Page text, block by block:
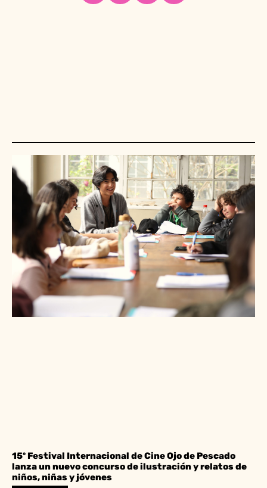
15º Festival Internacional de Cine Ojo de Pescado
lanza un nuevo concurso de ilustración y relatos de
niños, niñas y jóvenes